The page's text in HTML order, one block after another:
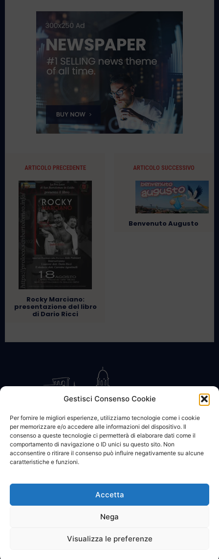
Gestisci Consenso Cookie
Per fornire le migliori esperienze, utilizziamo tecnologie come i cookie
per memorizzare e/o accedere alle informazioni del dispositivo. Il
consenso a queste tecnologie ci permetterà di elaborare dati come il
comportamento di navigazione o ID unici su questo sito. Non
acconsentire o ritirare il consenso può influire negativamente su alcune
caratteristiche e funzioni.
Accetta
Nega
Visualizza le preferenze
ARTICOLO PRECEDENTE
Rocky Marciano:
presentazione del libro
di Dario Ricci
ARTICOLO SUCCESSIVO
Benvenuto Augusto
CONTATTACI COOKIE POLICY PRIVACY
© 2002 - 2026 SanBartolomeo.info :::: powered by Go Web snc |